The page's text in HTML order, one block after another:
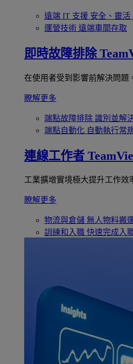
遠端 IT 支援 安全、靈活
運營技術 遠端車間存取
即時故障排除
在使用者受到影響前解決問題
瞭解更多
端點故障排除 識別並解
端點自動化 自動執行常
連線工作者
工業擴增實境極大提升工作效
瞭解更多
物流與倉儲 無人物料搬
訓練和入職 快速完成入